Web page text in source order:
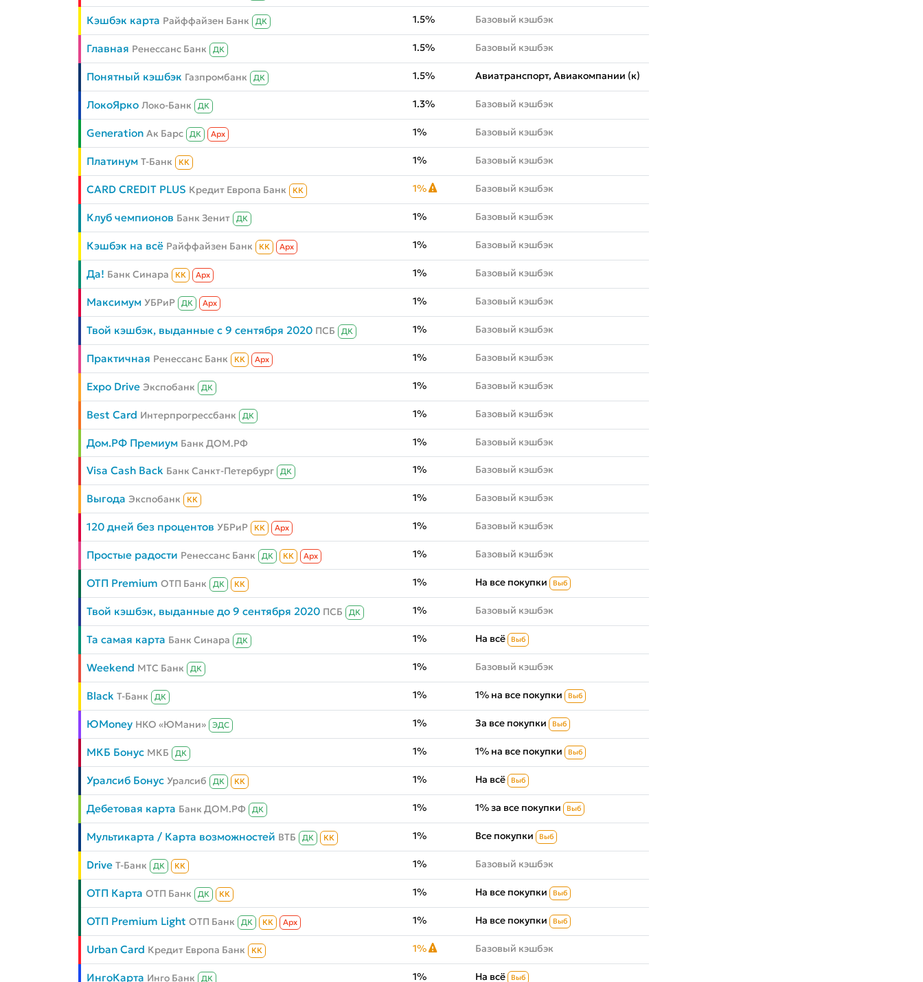
Кэшбэк карта Райффайзен Банк ДК 1.5% Базовый кэшбэк
Главная Ренессанс Банк ДК 1.5% Базовый кэшбэк
Понятный кэшбэк Газпромбанк ДК 1.5% Авиатранспорт, Авиакомпании (к)
ЛокоЯрко Локо-Банк ДК 1.3% Базовый кэшбэк
Generation Ак Барс ДК Aрх 1% Базовый кэшбэк
Платинум Т-Банк КК 1% Базовый кэшбэк
CARD CREDIT PLUS Кредит Европа Банк КК 1% Базовый кэшбэк
Клуб чемпионов Банк Зенит ДК 1% Базовый кэшбэк
Кэшбэк на всё Райффайзен Банк КК Aрх 1% Базовый кэшбэк
Да! Банк Синара КК Aрх 1% Базовый кэшбэк
Максимум УБРиР ДК Aрх 1% Базовый кэшбэк
Твой кэшбэк, выданные с 9 сентября 2020 ПСБ ДК 1% Базовый кэшбэк
Практичная Ренессанс Банк КК Aрх 1% Базовый кэшбэк
Expo Drive Экспобанк ДК 1% Базовый кэшбэк
Best Card Интерпрогрессбанк ДК 1% Базовый кэшбэк
Дом.РФ Премиум Банк ДОМ.РФ 1% Базовый кэшбэк
Visa Cash Back Банк Санкт-Петербург ДК 1% Базовый кэшбэк
Выгода Экспобанк КК 1% Базовый кэшбэк
120 дней без процентов УБРиР КК Aрх 1% Базовый кэшбэк
Простые радости Ренессанс Банк ДК КК Aрх 1% Базовый кэшбэк
ОТП Premium ОТП Банк ДК КК 1% На все покупки Выб
Твой кэшбэк, выданные до 9 сентября 2020 ПСБ ДК 1% Базовый кэшбэк
Та самая карта Банк Синара ДК 1% На всё Выб
Weekend МТС Банк ДК 1% Базовый кэшбэк
Black Т-Банк ДК 1% 1% на все покупки Выб
ЮMoney НКО «ЮМани» ЭДС 1% За все покупки Выб
МКБ Бонус МКБ ДК 1% 1% на все покупки Выб
Уралсиб Бонус Уралсиб ДК КК 1% На всё Выб
Дебетовая карта Банк ДОМ.РФ ДК 1% 1% за все покупки Выб
Мультикарта / Карта возможностей ВТБ ДК КК 1% Все покупки Выб
Drive Т-Банк ДК КК 1% Базовый кэшбэк
ОТП Карта ОТП Банк ДК КК 1% На все покупки Выб
ОТП Premium Light ОТП Банк ДК КК Aрх 1% На все покупки Выб
Urban Card Кредит Европа Банк КК 1% Базовый кэшбэк
ИнгоКарта Инго Банк ДК 1% На всё Выб